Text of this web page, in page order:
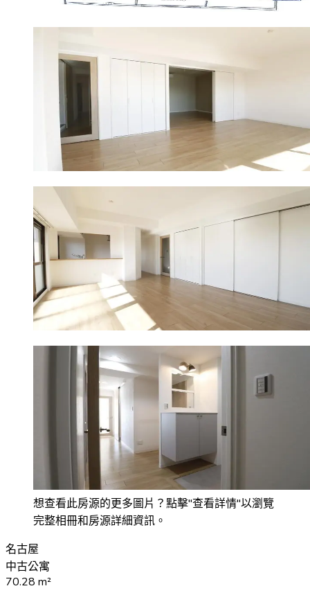
想查看此房源的更多圖片？點擊"查看詳情"以瀏覽
完整相冊和房源詳細資訊。
名古屋
中古公寓
70.28 m²